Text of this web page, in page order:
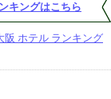
キングはこちら
阪 ホテル ランキング